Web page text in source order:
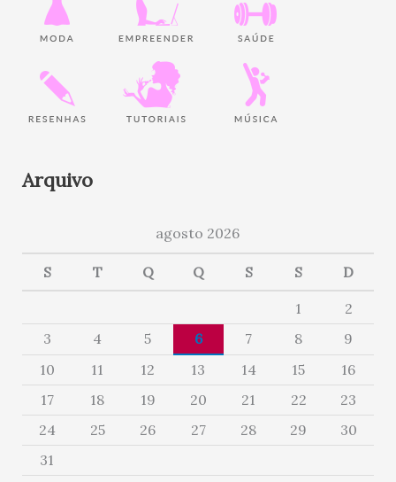
Arquivo
agosto 2026
S T Q Q S S D
1
2
3
4 5 6 7 8
9
10
11 12 13 14 15
16
17
18 19 20 21 22
23
24
25 26 27 28 29
30
31